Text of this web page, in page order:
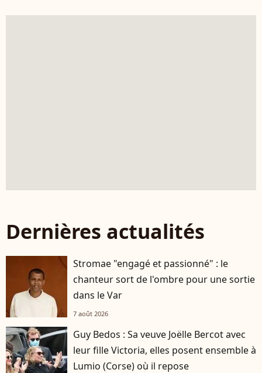
Dernières actualités
Stromae "engagé et passionné" : le
chanteur sort de l'ombre pour une sortie
dans le Var
7 août 2026
Guy Bedos : Sa veuve Joëlle Bercot avec
leur fille Victoria, elles posent ensemble à
Lumio (Corse) où il repose